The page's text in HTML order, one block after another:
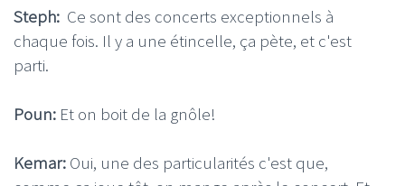
Steph: Ce sont des concerts exceptionnels à
chaque fois. Il y a une étincelle, ça pète, et c'est
parti.
Poun: Et on boit de la gnôle!
Kemar: Oui, une des particularités c'est que,